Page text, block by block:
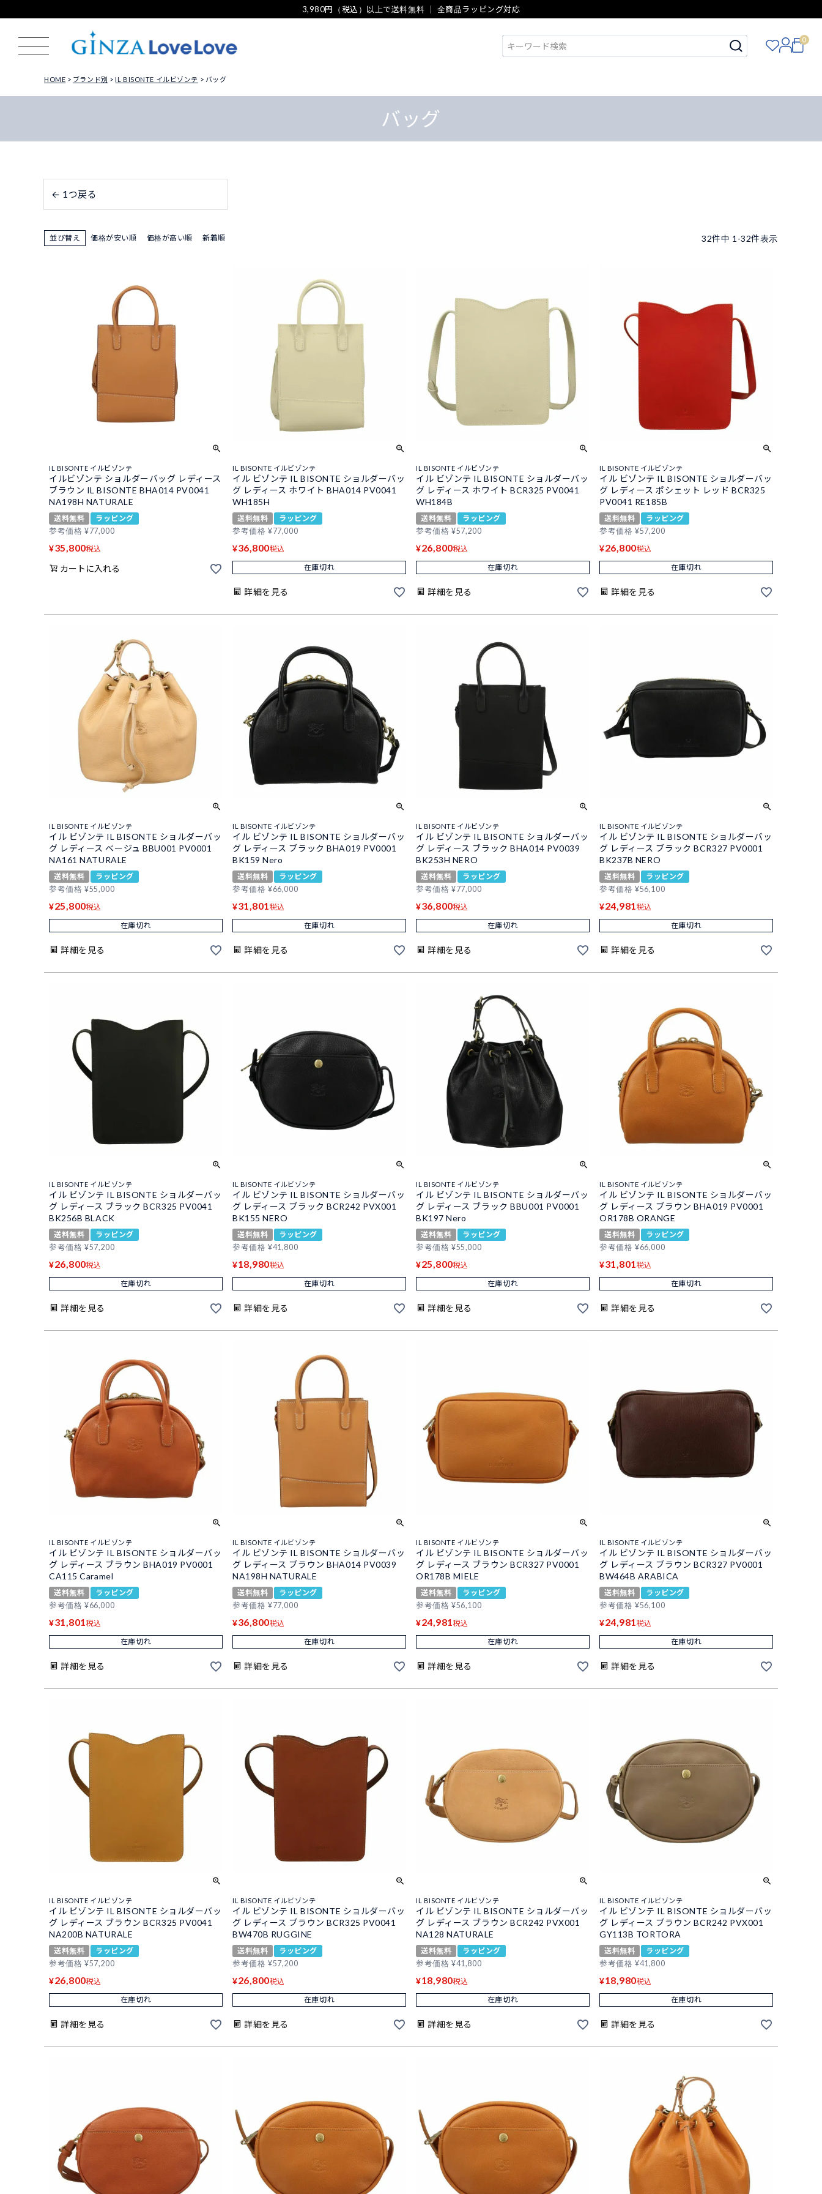
3,980円（税込）以上で送料無料 ｜ 全商品ラッピング対応
0
HOME ブランド別 IL BISONTE イルビゾンテ バッグ
バッグ
← 1つ戻る
並び替え 価格が安い順 価格が高い順 新着順 32件中 1 -32件表示
IL BISONTE イルビゾンテ
イルビゾンテ ショルダーバッグ レディース
ブラウン IL BISONTE BHA014 PV0041
NA198H NATURALE
送料無料
ラッピング
参考価格 ¥77,000
¥35,800税込
カートに入れる
IL BISONTE イルビゾンテ
イル ビゾンテ IL BISONTE ショルダーバッ
グ レディース ホワイト BHA014 PV0041
WH185H
送料無料
ラッピング
参考価格 ¥77,000
¥36,800税込
在庫切れ
詳細を見る
IL BISONTE イルビゾンテ
イル ビゾンテ IL BISONTE ショルダーバッ
グ レディース ホワイト BCR325 PV0041
WH184B
送料無料
ラッピング
参考価格 ¥57,200
¥26,800税込
在庫切れ
詳細を見る
IL BISONTE イルビゾンテ
イル ビゾンテ IL BISONTE ショルダーバッ
グ レディース ポシェット レッド BCR325
PV0041 RE185B
送料無料
ラッピング
参考価格 ¥57,200
¥26,800税込
在庫切れ
詳細を見る
IL BISONTE イルビゾンテ
イル ビゾンテ IL BISONTE ショルダーバッ
グ レディース ベージュ BBU001 PV0001
NA161 NATURALE
送料無料
ラッピング
参考価格 ¥55,000
¥25,800税込
在庫切れ
詳細を見る
IL BISONTE イルビゾンテ
イル ビゾンテ IL BISONTE ショルダーバッ
グ レディース ブラック BHA019 PV0001
BK159 Nero
送料無料
ラッピング
参考価格 ¥66,000
¥31,801税込
在庫切れ
詳細を見る
IL BISONTE イルビゾンテ
イル ビゾンテ IL BISONTE ショルダーバッ
グ レディース ブラック BHA014 PV0039
BK253H NERO
送料無料
ラッピング
参考価格 ¥77,000
¥36,800税込
在庫切れ
詳細を見る
IL BISONTE イルビゾンテ
イル ビゾンテ IL BISONTE ショルダーバッ
グ レディース ブラック BCR327 PV0001
BK237B NERO
送料無料
ラッピング
参考価格 ¥56,100
¥24,981税込
在庫切れ
詳細を見る
IL BISONTE イルビゾンテ
イル ビゾンテ IL BISONTE ショルダーバッ
グ レディース ブラック BCR325 PV0041
BK256B BLACK
送料無料
ラッピング
参考価格 ¥57,200
¥26,800税込
在庫切れ
詳細を見る
IL BISONTE イルビゾンテ
イル ビゾンテ IL BISONTE ショルダーバッ
グ レディース ブラック BCR242 PVX001
BK155 NERO
送料無料
ラッピング
参考価格 ¥41,800
¥18,980税込
在庫切れ
詳細を見る
IL BISONTE イルビゾンテ
イル ビゾンテ IL BISONTE ショルダーバッ
グ レディース ブラック BBU001 PV0001
BK197 Nero
送料無料
ラッピング
参考価格 ¥55,000
¥25,800税込
在庫切れ
詳細を見る
IL BISONTE イルビゾンテ
イル ビゾンテ IL BISONTE ショルダーバッ
グ レディース ブラウン BHA019 PV0001
OR178B ORANGE
送料無料
ラッピング
参考価格 ¥66,000
¥31,801税込
在庫切れ
詳細を見る
IL BISONTE イルビゾンテ
イル ビゾンテ IL BISONTE ショルダーバッ
グ レディース ブラウン BHA019 PV0001
CA115 Caramel
送料無料
ラッピング
参考価格 ¥66,000
¥31,801税込
在庫切れ
詳細を見る
IL BISONTE イルビゾンテ
イル ビゾンテ IL BISONTE ショルダーバッ
グ レディース ブラウン BHA014 PV0039
NA198H NATURALE
送料無料
ラッピング
参考価格 ¥77,000
¥36,800税込
在庫切れ
詳細を見る
IL BISONTE イルビゾンテ
イル ビゾンテ IL BISONTE ショルダーバッ
グ レディース ブラウン BCR327 PV0001
OR178B MIELE
送料無料
ラッピング
参考価格 ¥56,100
¥24,981税込
在庫切れ
詳細を見る
IL BISONTE イルビゾンテ
イル ビゾンテ IL BISONTE ショルダーバッ
グ レディース ブラウン BCR327 PV0001
BW464B ARABICA
送料無料
ラッピング
参考価格 ¥56,100
¥24,981税込
在庫切れ
詳細を見る
IL BISONTE イルビゾンテ
イル ビゾンテ IL BISONTE ショルダーバッ
グ レディース ブラウン BCR325 PV0041
NA200B NATURALE
送料無料
ラッピング
参考価格 ¥57,200
¥26,800税込
在庫切れ
詳細を見る
IL BISONTE イルビゾンテ
イル ビゾンテ IL BISONTE ショルダーバッ
グ レディース ブラウン BCR325 PV0041
BW470B RUGGINE
送料無料
ラッピング
参考価格 ¥57,200
¥26,800税込
在庫切れ
詳細を見る
IL BISONTE イルビゾンテ
イル ビゾンテ IL BISONTE ショルダーバッ
グ レディース ブラウン BCR242 PVX001
NA128 NATURALE
送料無料
ラッピング
参考価格 ¥41,800
¥18,980税込
在庫切れ
詳細を見る
IL BISONTE イルビゾンテ
イル ビゾンテ IL BISONTE ショルダーバッ
グ レディース ブラウン BCR242 PVX001
GY113B TORTORA
送料無料
ラッピング
参考価格 ¥41,800
¥18,980税込
在庫切れ
詳細を見る